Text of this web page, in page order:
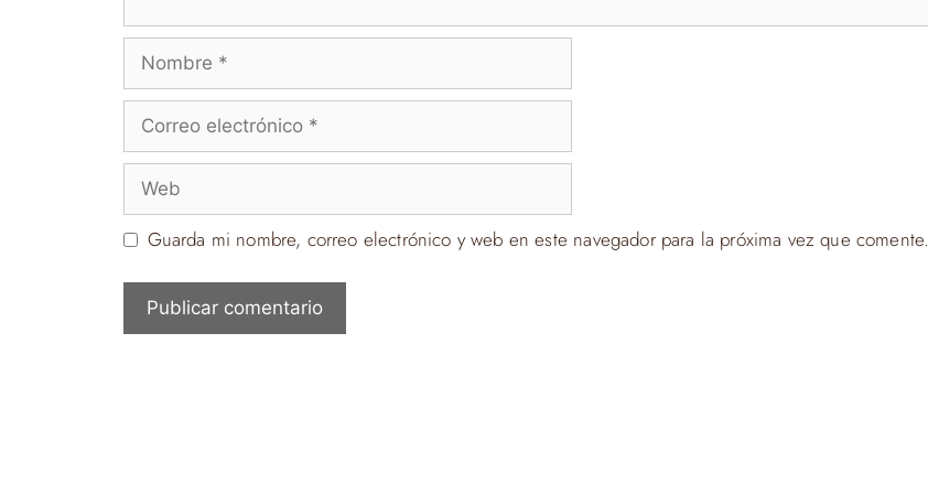
Nombre
Correo
electrónico
Web
Guarda mi nombre, correo electrónico y web en este navegador para la próxima vez que comente.